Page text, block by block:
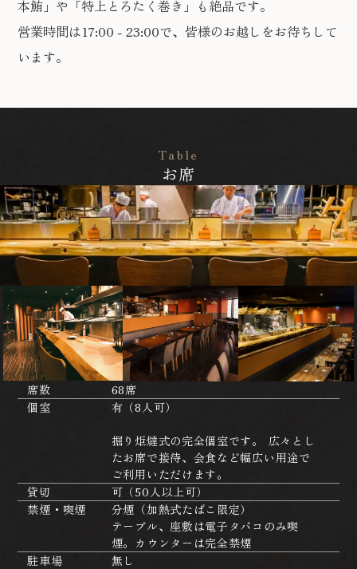
本鮪」や「特上とろたく巻き」も絶品です。
営業時間は17:00 - 23:00で、皆様のお越しをお待ちして
います。
Table
お席
席数
68席
個室
有（8人可）
掘り炬燵式の完全個室です。 広々とし
たお席で接待、会食など幅広い用途で
ご利用いただけます。
貸切
可（50人以上可）
禁煙・喫煙
分煙（加熱式たばこ限定）
テーブル、座敷は電子タバコのみ喫
煙。カウンターは完全禁煙
駐車場
無し